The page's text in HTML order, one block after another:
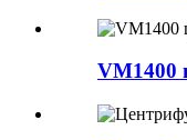
VM1400